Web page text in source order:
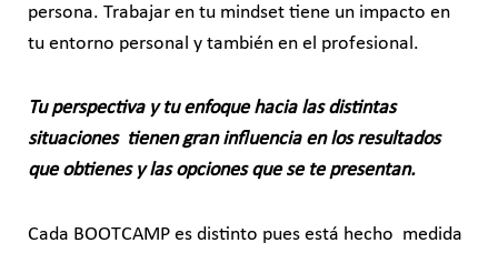
persona. Trabajar en tu mindset tiene un impacto en
tu entorno personal y también en el profesional.
Tu perspectiva y tu enfoque hacia las distintas
situaciones tienen gran influencia en los resultados
que obtienes y las opciones que se te presentan.
Cada BOOTCAMP es distinto pues está hecho medida